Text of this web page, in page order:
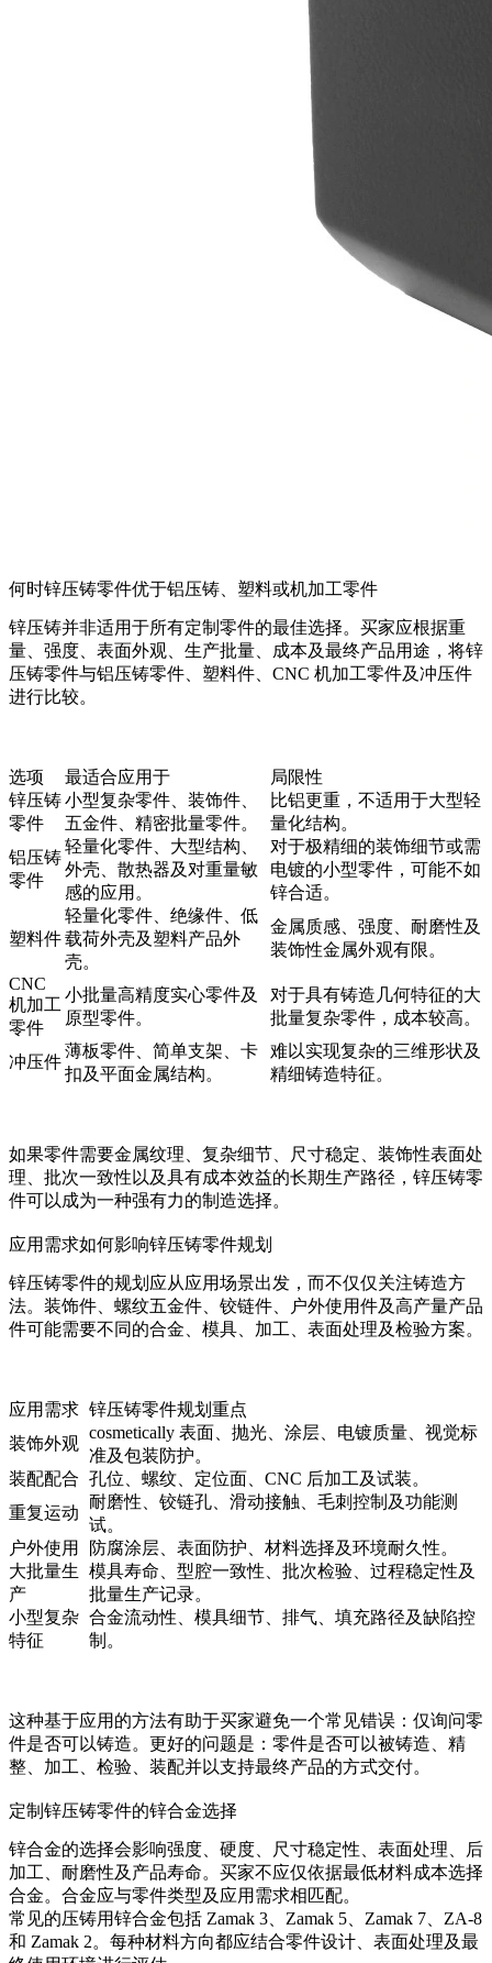
何时锌压铸零件优于铝压铸、塑料或机加工零件
锌压铸并非适用于所有定制零件的最佳选择。买家应根据重
量、强度、表面外观、生产批量、成本及最终产品用途，将锌
压铸零件与铝压铸零件、塑料件、CNC 机加工零件及冲压件
进行比较。
选项 最适合应用于
局限性
锌压铸
零件
小型复杂零件、装饰件、
五金件、精密批量零件。
比铝更重，不适用于大型轻
量化结构。
铝压铸
零件
轻量化零件、大型结构、
外壳、散热器及对重量敏
感的应用。
对于极精细的装饰细节或需
电镀的小型零件，可能不如
锌合适。
塑料件
轻量化零件、绝缘件、低
载荷外壳及塑料产品外
壳。
金属质感、强度、耐磨性及
装饰性金属外观有限。
CNC
机加工
零件
小批量高精度实心零件及
原型零件。
对于具有铸造几何特征的大
批量复杂零件，成本较高。
冲压件
薄板零件、简单支架、卡
扣及平面金属结构。
难以实现复杂的三维形状及
精细铸造特征。
如果零件需要金属纹理、复杂细节、尺寸稳定、装饰性表面处
理、批次一致性以及具有成本效益的长期生产路径，锌压铸零
件可以成为一种强有力的制造选择。
应用需求如何影响锌压铸零件规划
锌压铸零件的规划应从应用场景出发，而不仅仅关注铸造方
法。装饰件、螺纹五金件、铰链件、户外使用件及高产量产品
件可能需要不同的合金、模具、加工、表面处理及检验方案。
应用需求 锌压铸零件规划重点
装饰外观
cosmetically 表面、抛光、涂层、电镀质量、视觉标
准及包装防护。
装配配合 孔位、螺纹、定位面、CNC 后加工及试装。
重复运动
耐磨性、铰链孔、滑动接触、毛刺控制及功能测
试。
户外使用
防腐涂层、表面防护、材料选择及环境耐久性。
大批量生
产
模具寿命、型腔一致性、批次检验、过程稳定性及
批量生产记录。
小型复杂
特征
合金流动性、模具细节、排气、填充路径及缺陷控
制。
这种基于应用的方法有助于买家避免一个常见错误：仅询问零
件是否可以铸造。更好的问题是：零件是否可以被铸造、精
整、加工、检验、装配并以支持最终产品的方式交付。
定制锌压铸零件的锌合金选择
锌合金的选择会影响强度、硬度、尺寸稳定性、表面处理、后
加工、耐磨性及产品寿命。买家不应仅依据最低材料成本选择
合金。合金应与零件类型及应用需求相匹配。
常见的压铸用锌合金包括 Zamak 3、Zamak 5、Zamak 7、ZA-8
和 Zamak 2。每种材料方向都应结合零件设计、表面处理及最